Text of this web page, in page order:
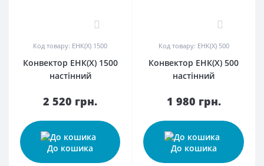
Код товару: ЕНК(Х) 1500
Конвектор ЕНК(Х) 1500
настінний
2 520 грн.
До кошика
Код товару: ЕНК(Х) 500
Конвектор ЕНК(Х) 500
настінний
1 980 грн.
До кошика